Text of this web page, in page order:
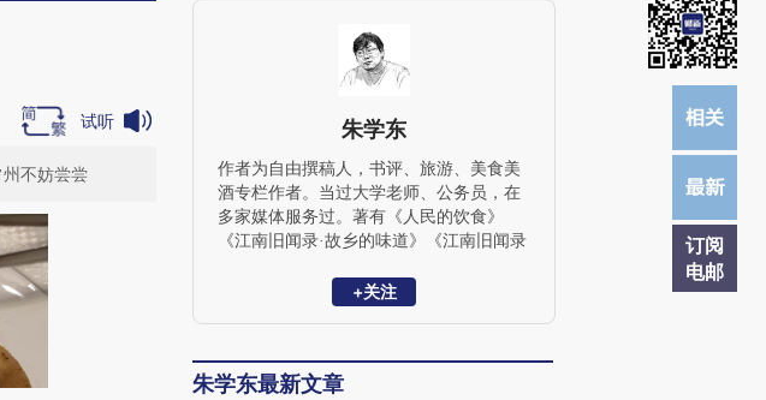
订阅
电邮
试听
不妨尝尝
朱学东
作者为自由撰稿人，书评、旅游、美食美
酒专栏作者。当过大学老师、公务员，在
多家媒体服务过。著有《人民的饮食》
《江南旧闻录·故乡的味道》《江南旧闻录
+关注
朱学东最新文章